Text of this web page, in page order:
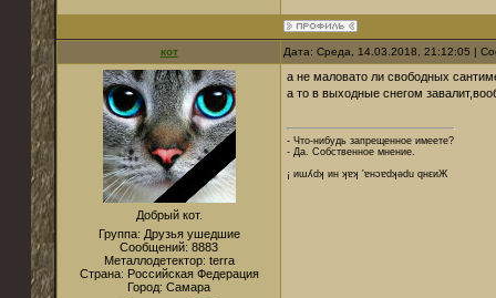
кот Дата: Среда, 14.03.2018, 21:12:05 |
Добрый кот.
Группа: Друзья ушедшие
Сообщений: 8883
Металлодетектор: terra
Страна: Российская Федерация
Город: Cамара
а не маловато ли свободных
а то в выходные снегом
- Что-нибудь запрещенное имеете?
- Да. Собственное мнение.
¡ иɯʎdʞ ин ʞɐʞ 'ɐнɔɐdʞǝdu qнεиЖ